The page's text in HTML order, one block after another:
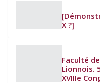
X ?]
Faculté
Lionnois.
XVIIIe